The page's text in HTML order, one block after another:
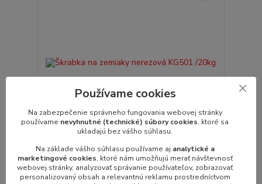
2 361,60 €
- 17 %
1 hodnotenie
Škrabka na zemiaky nerezová KG501 /20kg
Používame cookies
Na zabezpečenie správneho fungovania webovej stránky
používame nevyhnutné (technické) súbory cookies, ktoré sa
ukladajú bez vášho súhlasu.
Na základe vášho súhlasu používame aj analytické a
marketingové cookies, ktoré nám umožňujú merať návštevnosť
webovej stránky, analyzovať správanie používateľov, zobrazovať
personalizovaný obsah a relevantnú reklamu prostredníctvom